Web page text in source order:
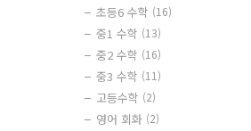
초등6 수학 (16)
중1 수학 (13)
중2 수학 (16)
중3 수학 (11)
고등수학 (2)
영어 회화 (2)